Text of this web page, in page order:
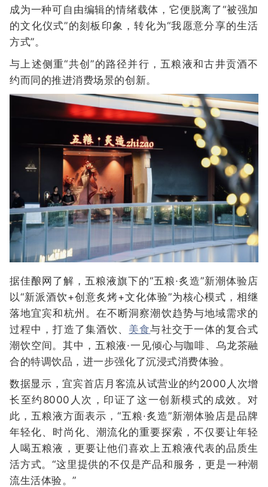
成为一种可自由编辑的情绪载体，它便脱离了“被强加
的文化仪式”的刻板印象，转化为“我愿意分享的生活
方式”。
与上述侧重“共创”的路径并行，五粮液和古井贡酒不
约而同的推进消费场景的创新。
据佳酿网了解，五粮液旗下的“五粮·炙造”新潮体验店
以“新派酒饮+创意炙烤+文化体验”为核心模式，相继
落地宜宾和杭州。在不断洞察潮饮趋势与地域需求的
过程中，打造了集酒饮、 美食与社交于一体的复合式
潮饮空间。其中，五粮液·一见倾心与咖啡、乌龙茶融
合的特调饮品，进一步强化了沉浸式消费体验。
数据显示，宜宾首店月客流从试营业的约2000人次增
长至约8000人次，印证了这一创新模式的成效。对
此，五粮液方面表示，“五粮·炙造”新潮体验店是品牌
年轻化、时尚化、潮流化的重要探索，不仅要让年轻
人喝五粮液，更要让他们喜欢上五粮液代表的品质生
活方式。“这里提供的不仅是产品和服务，更是一种潮
流生活体验。”